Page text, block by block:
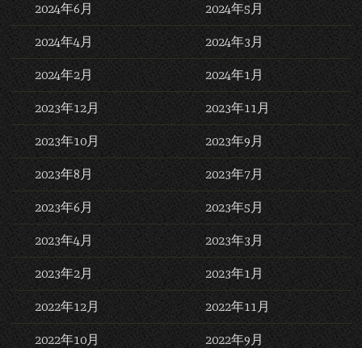
2024年6月 2024年5月
2024年4月 2024年3月
2024年2月 2024年1月
2023年12月 2023年11月
2023年10月 2023年9月
2023年8月 2023年7月
2023年6月 2023年5月
2023年4月 2023年3月
2023年2月 2023年1月
2022年12月 2022年11月
2022年10月 2022年9月